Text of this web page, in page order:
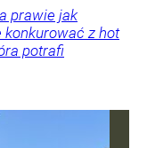
prawie jak
konkurować z hot
potrafi